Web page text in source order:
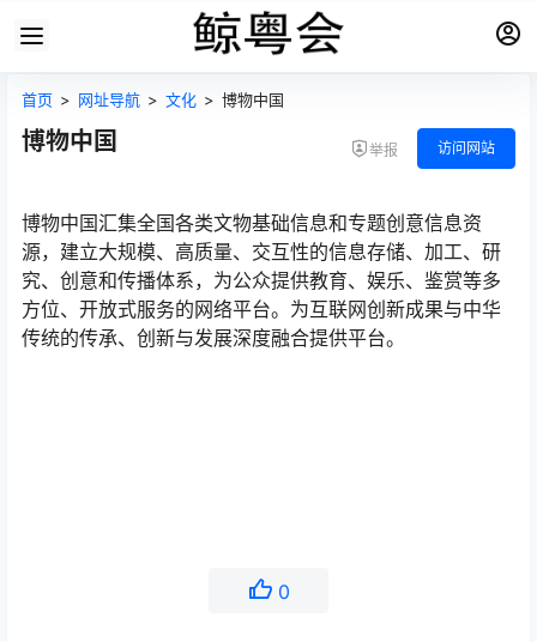
首页 > 网址导航 > 文化 > 博物中国
博物中国 举报 访问网站
博物中国汇集全国各类文物基础信息和专题创意信息资
源，建立大规模、高质量、交互性的信息存储、加工、研
究、创意和传播体系，为公众提供教育、娱乐、鉴赏等多
方位、开放式服务的网络平台。为互联网创新成果与中华
传统的传承、创新与发展深度融合提供平台。
0